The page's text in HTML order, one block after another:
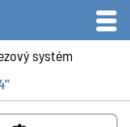
systém